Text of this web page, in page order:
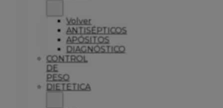
Volver
ANTISÉPTICOS
APÓSITOS
DIAGNÓSTICO
CONTROL
DE
PESO
DIETETICA